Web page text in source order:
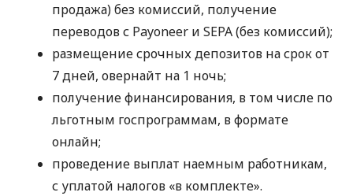
продажа) без комиссий, получение
переводов с Payoneer и SEPA (без комиссий);
размещение срочных депозитов на срок от
7 дней, овернайт на 1 ночь;
получение финансирования, в том числе по
льготным госпрограммам, в формате
онлайн;
проведение выплат наемным работникам,
с уплатой налогов «в комплекте».